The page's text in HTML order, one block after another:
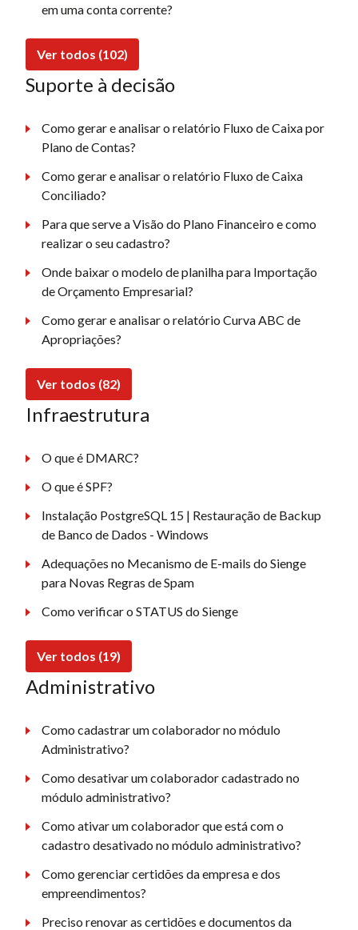
em uma conta corrente?
Ver todos (102)
Suporte à decisão
Como gerar e analisar o relatório Fluxo de Caixa por
Plano de Contas?
Como gerar e analisar o relatório Fluxo de Caixa
Conciliado?
Para que serve a Visão do Plano Financeiro e como
realizar o seu cadastro?
Onde baixar o modelo de planilha para Importação
de Orçamento Empresarial?
Como gerar e analisar o relatório Curva ABC de
Apropriações?
Ver todos (82)
Infraestrutura
O que é DMARC?
O que é SPF?
Instalação PostgreSQL 15 | Restauração de Backup
de Banco de Dados - Windows
Adequações no Mecanismo de E-mails do Sienge
para Novas Regras de Spam
Como verificar o STATUS do Sienge
Ver todos (19)
Administrativo
Como cadastrar um colaborador no módulo
Administrativo?
Como desativar um colaborador cadastrado no
módulo administrativo?
Como ativar um colaborador que está com o
cadastro desativado no módulo administrativo?
Como gerenciar certidões da empresa e dos
empreendimentos?
Preciso renovar as certidões e documentos da